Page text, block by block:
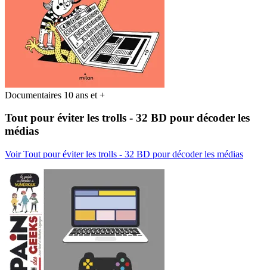
Documentaires 10 ans et +
Tout pour éviter les trolls - 32 BD pour décoder les
médias
Voir Tout pour éviter les trolls - 32 BD pour décoder les médias